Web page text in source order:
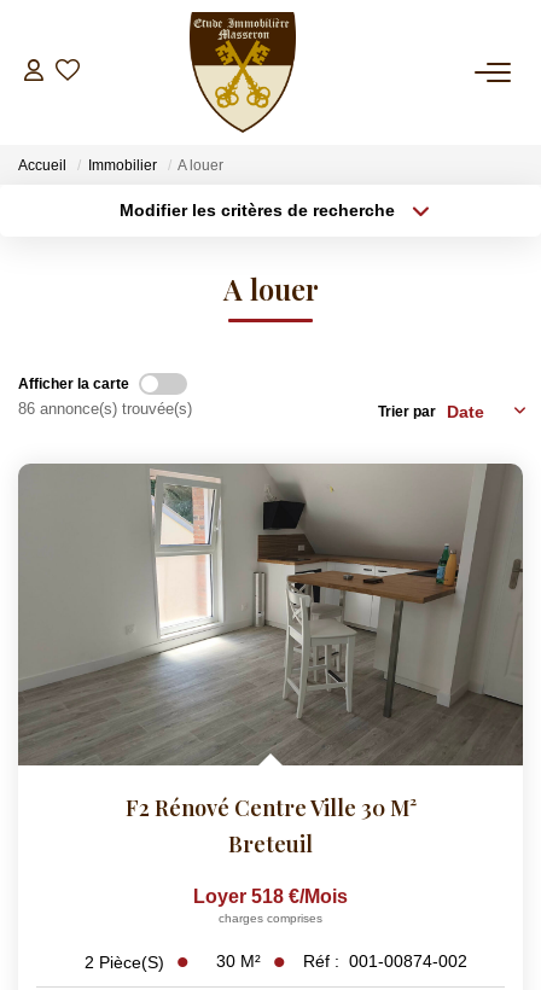
NOS BIENS
A La Location
ESTIMATION
INVESTISSEMENT LOCATIF
CONTACT
EXTRANET
Accueil Immobilier A louer
Modifier les critères de recherche
A louer
Afficher la carte
86 annonce(s) trouvée(s) Trier par
F2 Rénové Centre Ville 30 M²
Breteuil
Loyer 518 €/mois
charges comprises
2 Pièce(s) 30 M² Réf : 001-00874-002